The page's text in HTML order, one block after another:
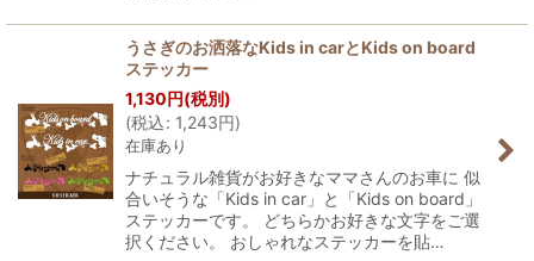
うさぎのお洒落なKids in carとKids on board
ステッカー
1,130円(税別)
(税込: 1,243円)
在庫あり
ナチュラル雑貨がお好きなママさんのお車に 似
合いそうな「Kids in car」と「Kids on board」
ステッカーです。 どちらかお好きな文字をご選
択ください。 おしゃれなステッカーを貼…